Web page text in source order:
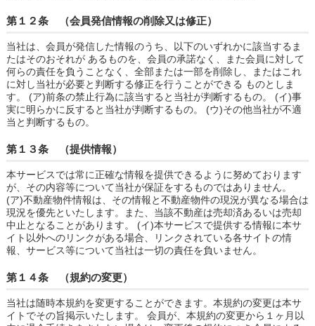
第１２条 （会員発信情報の削除又は修正）
当社は、会員が発信した情報のうち、以下のいずれかに該当するま
たはそのおそれが あるものを、会員の承諾なく、また会員に対して
何らの責任を負うことなく、全部または一部を削除し、またはこれ
に対し当社が必要と判断する修正を行うことができる ものとしま
す。 (ア)前条の禁止行為に該当すると当社が判断するもの。 (イ)事
実に明らかに反すると当社が判断するもの。 (ウ)その他当社が不適
当と判断するもの。
第１３条 （提供情報）
本サービスでは常に正確な情報を提供できるように努めております
が、その内容等について当社が保証をするものではありません。
(ア)不動産物件情報は、その情報と不動産物件の現況が異なる場合は
現況を優先といたします。また、当該不動産は売却済あるいは売却
中止となることがあります。 (イ)本サービスで提供する情報に本サ
イト以外へのリンクがある場合、リンクされている各サイトの情
報、サービス等について当社は一切の責任を負いません。
第１４条 （規約の変更）
当社は随時本規約を変更することができます。本規約の変更は本サ
イトでその旨掲示いたします。 会員が、本規約の変更から１ヶ月以